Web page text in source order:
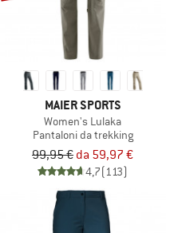
MAIER SPORTS
Women's Lulaka
Pantaloni da trekking
99,95 € da 59,97 €
4,7(113)